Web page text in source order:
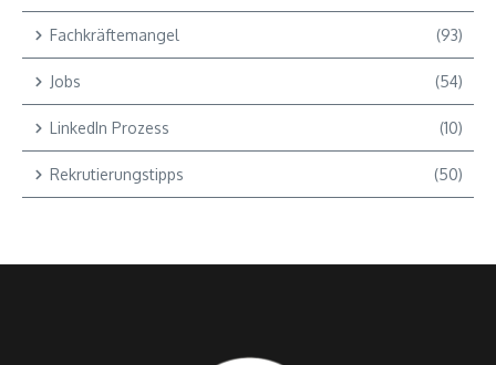
Fachkräftemangel (93)
Jobs (54)
LinkedIn Prozess (10)
Rekrutierungstipps (50)